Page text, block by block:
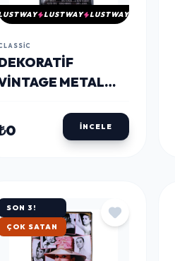
LUSTWAY LUSTWAY
METAL
20X30
İNCELE
SON 3!
HIZLI KARGO